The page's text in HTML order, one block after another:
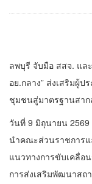
ลพบุรี จับมือ สสจ. แล
อย.กลาง” ส่งเสริมผู้
ชุมชนสู่มาตรฐานสาก
วันที่ 9 มิถุนายน
นำคณะส่วนราชการแ
แนวทางการขับเคลื่อ
การส่งเสริมพัฒนาสถ